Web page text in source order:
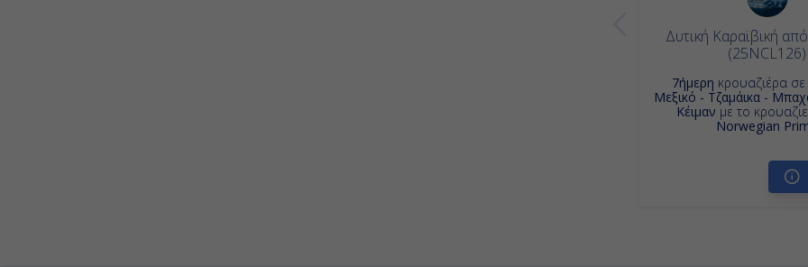
Δυτική Καραϊβική
(25NCL126)
7ήμερη κρουαζιέρα σε
Μεξικό - Τζαμάικα -
Κέιμαν με το
Norwegian